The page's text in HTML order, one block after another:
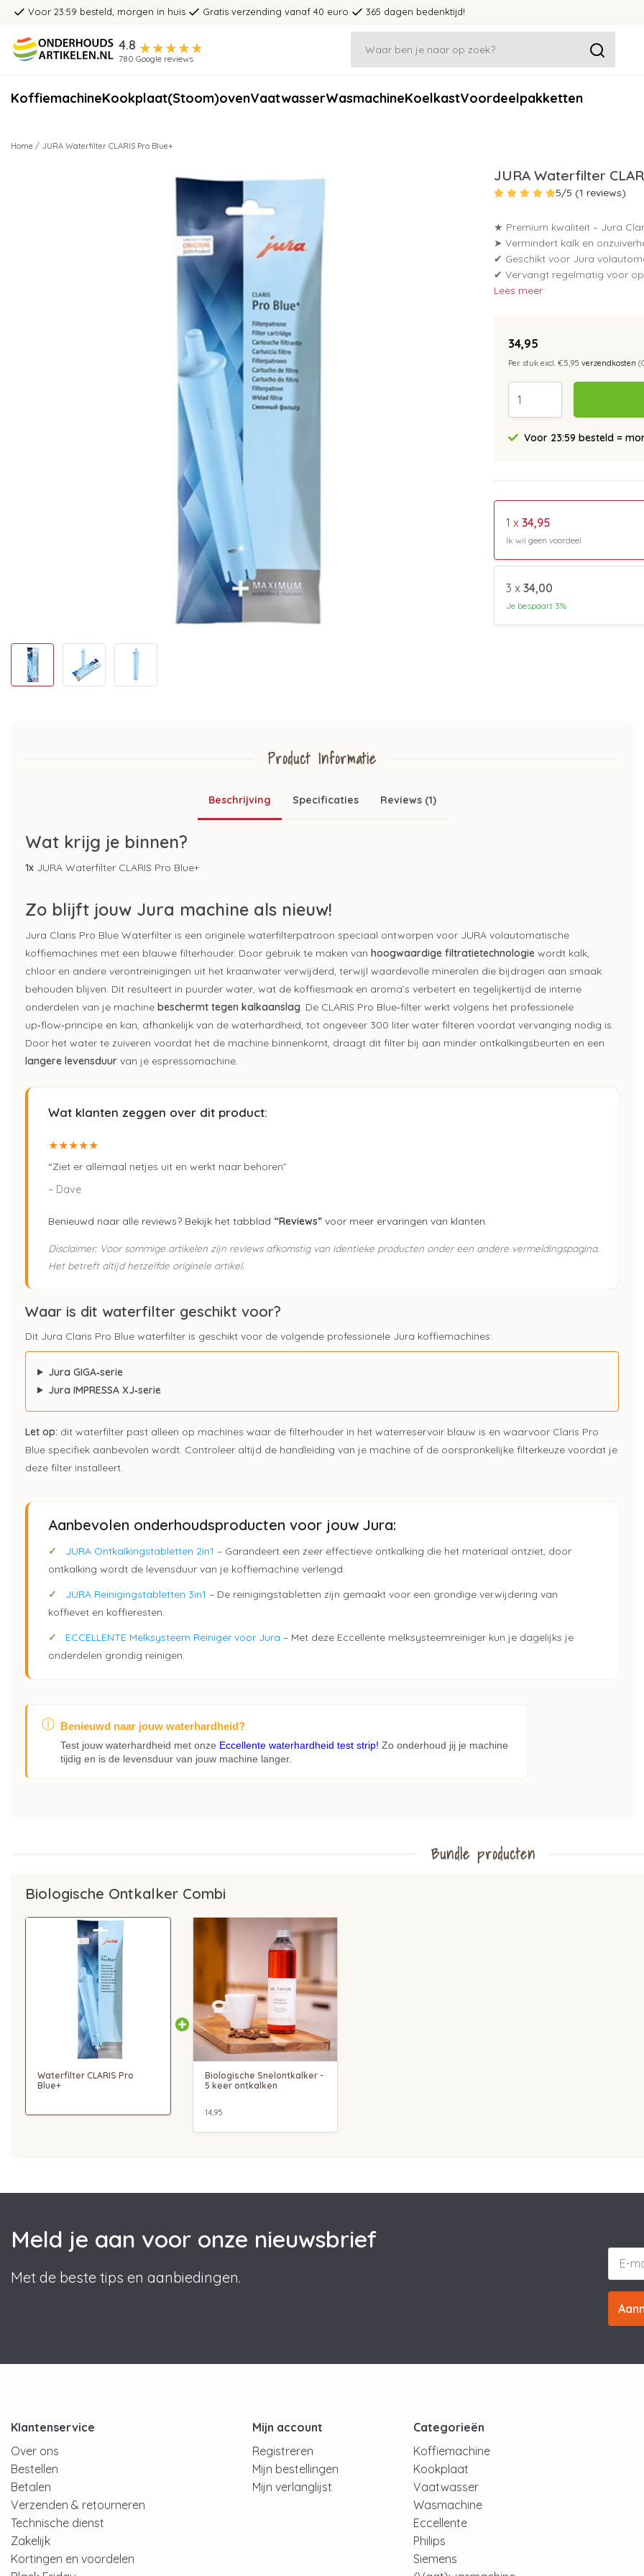
Voor 23:59 besteld, morgen in huis Gratis verzending vanaf 40 euro 365 dagen bedenktijd!
4.8
780 Google reviews
KoffiemachineKookplaat(Stoom)ovenVaatwasserWasmachineKoelkastVoordeelpakketten
Home / JURA Waterfilter CLARIS Pro Blue+
JURA Waterfilter
5/5 (1 reviews)
★ Premium kwaliteit – Jura
➤ Vermindert kalk en
✔ Geschikt voor Jura
✔ Vervangt regelmatig voor
Lees meer
34,95
Per stuk excl. €5,95 verzendkosten
Voor 23:59 besteld =
1 x 34,95
Ik wil geen voordeel
3 x 34,00
Je bespaart 3%
Product Informatie
Beschrijving Specificaties Reviews (1)
Wat krijg je binnen?
1x JURA Waterfilter CLARIS Pro Blue+
Zo blijft jouw Jura machine als nieuw!
Jura Claris Pro Blue Waterfilter is een originele waterfilterpatroon speciaal ontworpen voor JURA volautomatische
koffiemachines met een blauwe filterhouder. Door gebruik te maken van hoogwaardige filtratietechnologie wordt kalk,
chloor en andere verontreinigingen uit het kraanwater verwijderd, terwijl waardevolle mineralen die bijdragen aan smaak
behouden blijven. Dit resulteert in puurder water, wat de koffiesmaak en aroma’s verbetert en tegelijkertijd de interne
onderdelen van je machine beschermt tegen kalkaanslag . De CLARIS Pro Blue‑filter werkt volgens het professionele
up‑flow‑principe en kan, afhankelijk van de waterhardheid, tot ongeveer 300 liter water filteren voordat vervanging nodig is.
Door het water te zuiveren voordat het de machine binnenkomt, draagt dit filter bij aan minder ontkalkingsbeurten en een
langere levensduur van je espressomachine.
Wat klanten zeggen over dit product:
★★★★★
“Ziet er allemaal netjes uit en werkt naar behoren”
– Dave
Benieuwd naar alle reviews? Bekijk het tabblad “Reviews” voor meer ervaringen van klanten.
Disclaimer: Voor sommige artikelen zijn reviews afkomstig van identieke producten onder een andere vermeldingspagina.
Het betreft altijd hetzelfde originele artikel.
Waar is dit waterfilter geschikt voor?
Dit Jura Claris Pro Blue waterfilter is geschikt voor de volgende professionele Jura koffiemachines:
Jura GIGA‑serie
Jura IMPRESSA XJ‑serie
Let op: dit waterfilter past alleen op machines waar de filterhouder in het waterreservoir blauw is en waarvoor Claris Pro
Blue specifiek aanbevolen wordt. Controleer altijd de handleiding van je machine of de oorspronkelijke filterkeuze voordat je
deze filter installeert.
Aanbevolen onderhoudsproducten voor jouw Jura:
✓ JURA Ontkalkingstabletten 2in1 – Garandeert een zeer effectieve ontkalking die het materiaal ontziet, door
ontkalking wordt de levensduur van je koffiemachine verlengd.
✓
JURA Reinigingstabletten 3in1 – De reinigingstabletten zijn gemaakt voor een grondige verwijdering van
koffievet en koffieresten.
✓
ECCELLENTE Melksysteem Reiniger voor Jura – Met deze Eccellente melksysteemreiniger kun je dagelijks je
onderdelen grondig reinigen.
ⓘ Benieuwd naar jouw waterhardheid?
Test jouw waterhardheid met onze Eccellente waterhardheid test strip! Zo onderhoud jij je machine
tijdig en is de levensduur van jouw machine langer.
Bundle producten
Biologische Ontkalker Combi
Waterfilter CLARIS Pro
Blue+
Biologische Snelontkalker -
5 keer ontkalken
14,95
Meld je aan voor onze nieuwsbrief
Met de beste tips en aanbiedingen.
Klantenservice
Over ons
Bestellen
Betalen
Verzenden & retourneren
Technische dienst
Zakelijk
Kortingen en voordelen
Mijn account
Registreren
Mijn bestellingen
Mijn verlanglijst
Categorieën
Koffiemachine
Kookplaat
Vaatwasser
Wasmachine
Eccellente
Philips
Siemens